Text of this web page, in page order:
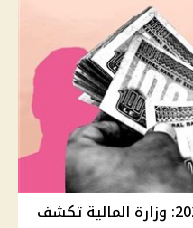
تبكير صرف مرتبات سبتمبر 2024: وزارة المالية تكشف